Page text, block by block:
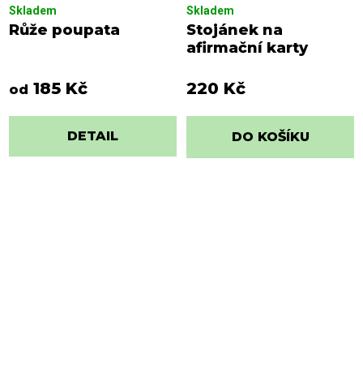
Růže poupata
Skladem
od 185 Kč
DETAIL
Stojánek na
afirmační karty
Skladem
220 Kč
DO KOŠÍKU